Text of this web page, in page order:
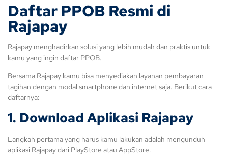
Daftar PPOB Resmi di
Rajapay
Rajapay menghadirkan solusi yang lebih mudah dan praktis untuk
kamu yang ingin daftar PPOB.
Bersama Rajapay kamu bisa menyediakan layanan pembayaran
tagihan dengan modal smartphone dan internet saja. Berikut cara
daftarnya:
1. Download Aplikasi Rajapay
Langkah pertama yang harus kamu lakukan adalah mengunduh
aplikasi Rajapay dari PlayStore atau AppStore.